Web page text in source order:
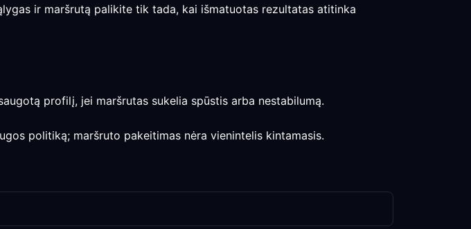
ir maršrutą palikite tik tada, kai išmatuotas rezultatas atitinka
profilį, jei maršrutas sukelia spūstis arba nestabilumą.
politiką; maršruto pakeitimas nėra vienintelis kintamasis.